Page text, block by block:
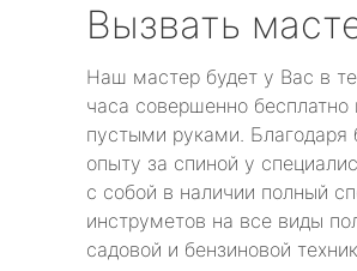
Вызвать
Наш мастер будет у Вас в
часа совершенно бесплатно
пустыми руками.
опыту за спиной у
с собой в наличии полный
инструметов на все виды
садовой и бензиновой